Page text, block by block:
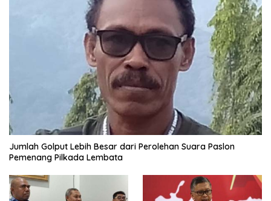
Jumlah Golput Lebih Besar dari Perolehan Suara Paslon
Pemenang Pilkada Lembata